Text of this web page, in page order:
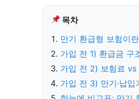
목차
만기 환급형 보험이
가입 전 1) 환급금 구
가입 전 2) 보험료 vs
가입 전 3) 만기·납입